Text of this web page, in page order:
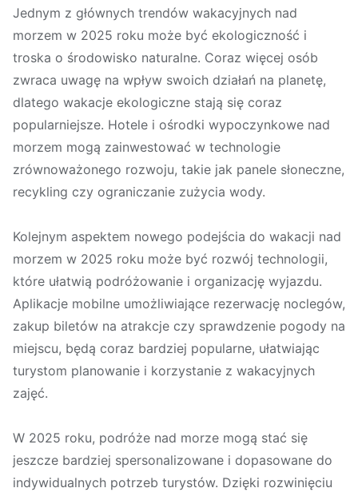
Jednym z głównych trendów wakacyjnych nad
morzem w 2025 roku może być ekologiczność i
troska o środowisko naturalne. Coraz więcej osób
zwraca uwagę na wpływ swoich działań na planetę,
dlatego wakacje ekologiczne stają się coraz
popularniejsze. Hotele i ośrodki wypoczynkowe nad
morzem mogą zainwestować w technologie
zrównoważonego rozwoju, takie jak panele słoneczne,
recykling czy ograniczanie zużycia wody.
Kolejnym aspektem nowego podejścia do wakacji nad
morzem w 2025 roku może być rozwój technologii,
które ułatwią podróżowanie i organizację wyjazdu.
Aplikacje mobilne umożliwiające rezerwację noclegów,
zakup biletów na atrakcje czy sprawdzenie pogody na
miejscu, będą coraz bardziej popularne, ułatwiając
turystom planowanie i korzystanie z wakacyjnych
zajęć.
W 2025 roku, podróże nad morze mogą stać się
jeszcze bardziej spersonalizowane i dopasowane do
indywidualnych potrzeb turystów. Dzięki rozwinięciu